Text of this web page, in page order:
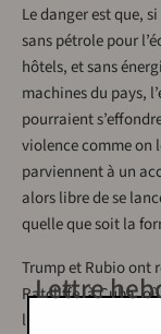
Le danger est que,
sans pétrole pour
hôtels, et sans
machines du pays,
pourraient
violence comme on
parviennent à un
alors libre de se
quelle que soit la
Trump et Rubio ont
Ratcliffe, à Cuba,
l’Intérieur. Il a
Lettre